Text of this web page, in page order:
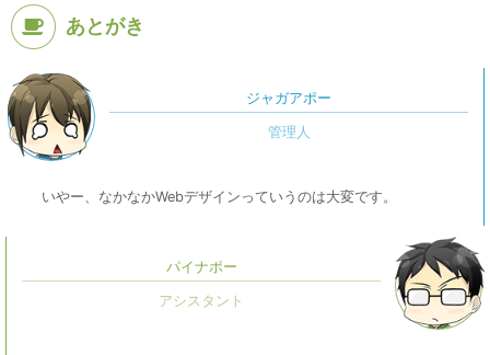
あとがき
ジャガアポー
いやー、なかなかWebデザインっていうのは大変です。
パイナポー